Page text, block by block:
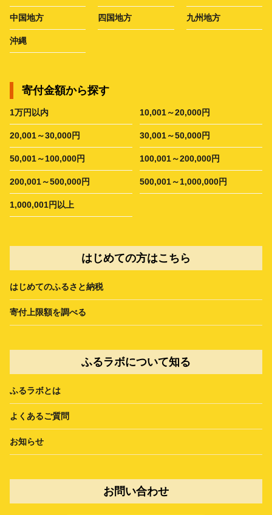
中国地方 四国地方 九州地方
沖縄
寄付金額から探す
1万円以内 10,001～20,000円
20,001～30,000円 30,001～50,000円
50,001～100,000円 100,001～200,000円
200,001～500,000円 500,001～1,000,000円
1,000,001円以上
はじめての方はこちら
はじめてのふるさと納税
寄付上限額を調べる
ふるラボについて知る
ふるラボとは
よくあるご質問
お知らせ
お問い合わせ